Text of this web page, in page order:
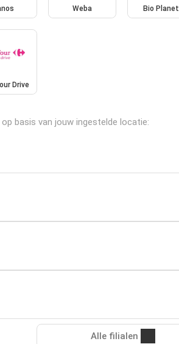
Weba Bio Planet
Drive
basis van jouw ingestelde locatie:
Alle filialen